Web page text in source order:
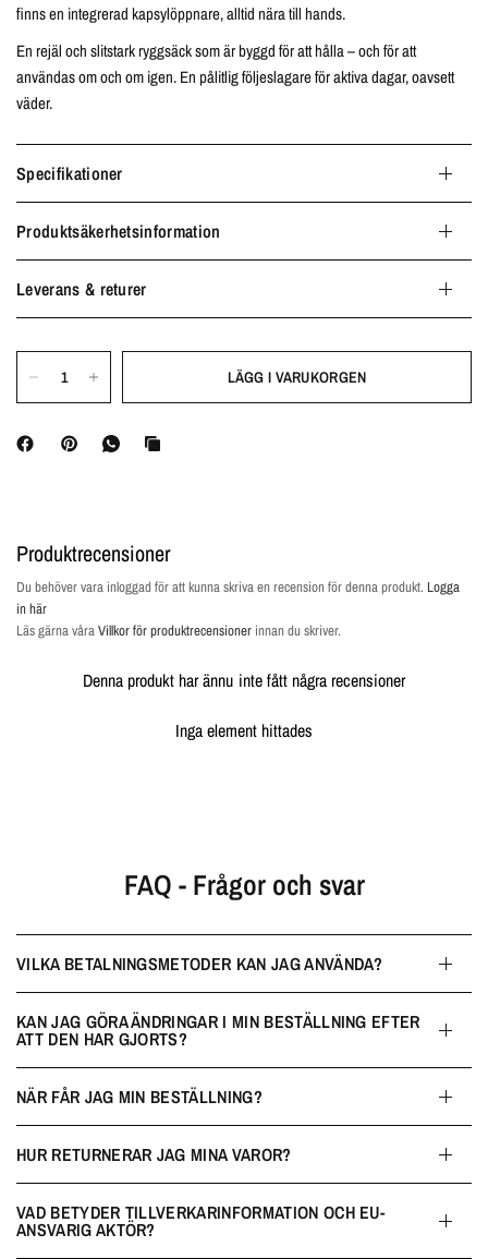
finns en integrerad kapsylöppnare, alltid nära till hands.
En rejäl och slitstark ryggsäck som är byggd för att hålla – och för att
användas om och om igen. En pålitlig följeslagare för aktiva dagar, oavsett
väder.
Specifikationer
Produktsäkerhetsinformation
Leverans & returer
LÄGG I VARUKORGEN
Produktrecensioner
Du behöver vara inloggad för att kunna skriva en recension för denna produkt. Logga
in här
Läs gärna våraVillkor för produktrecensioner innan du skriver.
Denna produkt har ännu inte fått några recensioner
Inga element hittades
FAQ - Frågor och svar
VILKA BETALNINGSMETODER KAN JAG ANVÄNDA?
KAN JAG GÖRA ÄNDRINGAR I MIN BESTÄLLNING EFTER
ATT DEN HAR GJORTS?
NÄR FÅR JAG MIN BESTÄLLNING?
HUR RETURNERAR JAG MINA VAROR?
VAD BETYDER TILLVERKARINFORMATION OCH EU-
ANSVARIG AKTÖR?